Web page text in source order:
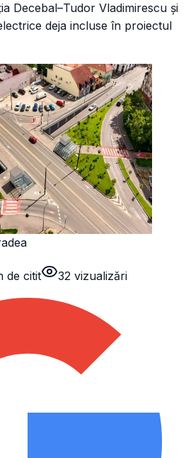
Decebal–Tudor Vladimirescu și
deja incluse în proiectul
de citit 32 vizualizări